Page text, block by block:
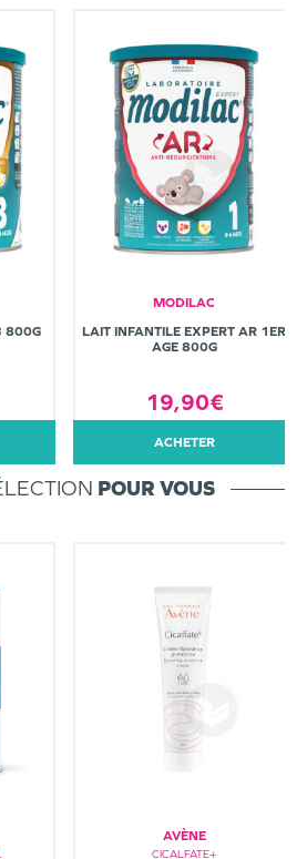
800G
MODILAC
LAIT INFANTILE EXPERT AR 1ER
AGE 800G
19,90€
ACHETER
POUR VOUS
AVÈNE
CICALFATE+